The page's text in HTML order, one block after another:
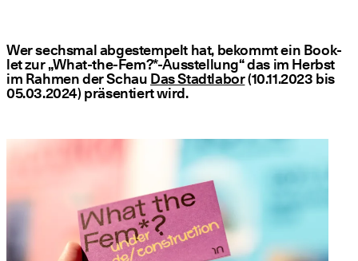
Wer sechs­mal abge­stem­pelt hat, bekommt ein Book­
let zur„What-the-Fem?*-Ausstellung“ das im Herbst
im Rah­men der Schau Das Stadt­la­bor(10.11.2023 bis
05.03.2024) prä­sen­tiert wird.